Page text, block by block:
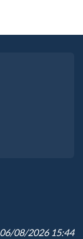
08/2026 15:44